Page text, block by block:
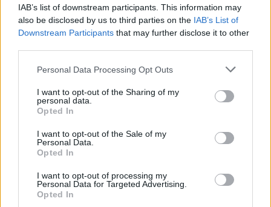
IAB’s list of downstream participants. This information may
also be disclosed by us to third parties on the IAB’s List of
Downstream Participants that may further disclose it to other
Personal Data Processing Opt Outs
I want to opt-out of the Sharing of my
personal data.
Opted In
I want to opt-out of the Sale of my
Personal Data.
Opted In
I want to opt-out of processing my
Personal Data for Targeted Advertising.
Opted In
6 Αυγούστου 2026
Δήμος Αθηναίων: 43 σχολικές αυλές γίνονται πιο
πράσινες και πιο δροσερές
5 Αυγούστου 2026
Η FARIA Renewables προχώρησε στην ηλεκτροδότηση
του αιολικού πάρκου Faria Αίολος Λάρυμνα
5 Αυγούστου 2026
ΥΠΕΝ: Διευρύνεται ο κατάλογος των
4 Αυγούστου 2026